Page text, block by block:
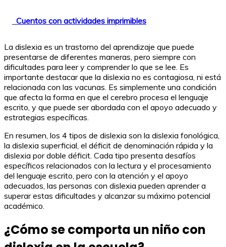
Cuentos con actividades imprimibles
La dislexia es un trastorno del aprendizaje que puede
presentarse de diferentes maneras, pero siempre con
dificultades para leer y comprender lo que se lee. Es
importante destacar que la dislexia no es contagiosa, ni está
relacionada con las vacunas. Es simplemente una condición
que afecta la forma en que el cerebro procesa el lenguaje
escrito, y que puede ser abordada con el apoyo adecuado y
estrategias específicas.
En resumen, los 4 tipos de dislexia son la dislexia fonológica,
la dislexia superficial, el déficit de denominación rápida y la
dislexia por doble déficit. Cada tipo presenta desafíos
específicos relacionados con la lectura y el procesamiento
del lenguaje escrito, pero con la atención y el apoyo
adecuados, las personas con dislexia pueden aprender a
superar estas dificultades y alcanzar su máximo potencial
académico.
¿Cómo se comporta un niño con